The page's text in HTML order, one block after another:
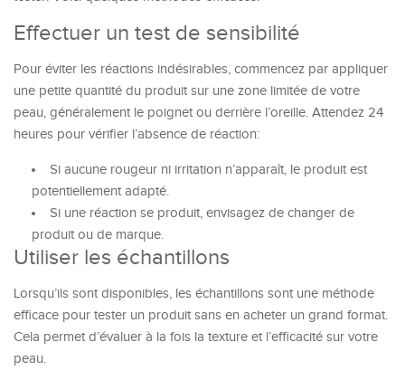
Effectuer un test de sensibilité
Pour éviter les réactions indésirables, commencez par appliquer
une petite quantité du produit sur une zone limitée de votre
peau, généralement le poignet ou derrière l’oreille. Attendez 24
heures pour vérifier l’absence de réaction:
Si aucune rougeur ni irritation n’apparaît, le produit est
potentiellement adapté.
Si une réaction se produit, envisagez de changer de
produit ou de marque.
Utiliser les échantillons
Lorsqu’ils sont disponibles, les échantillons sont une méthode
efficace pour tester un produit sans en acheter un grand format.
Cela permet d’évaluer à la fois la texture et l’efficacité sur votre
peau.